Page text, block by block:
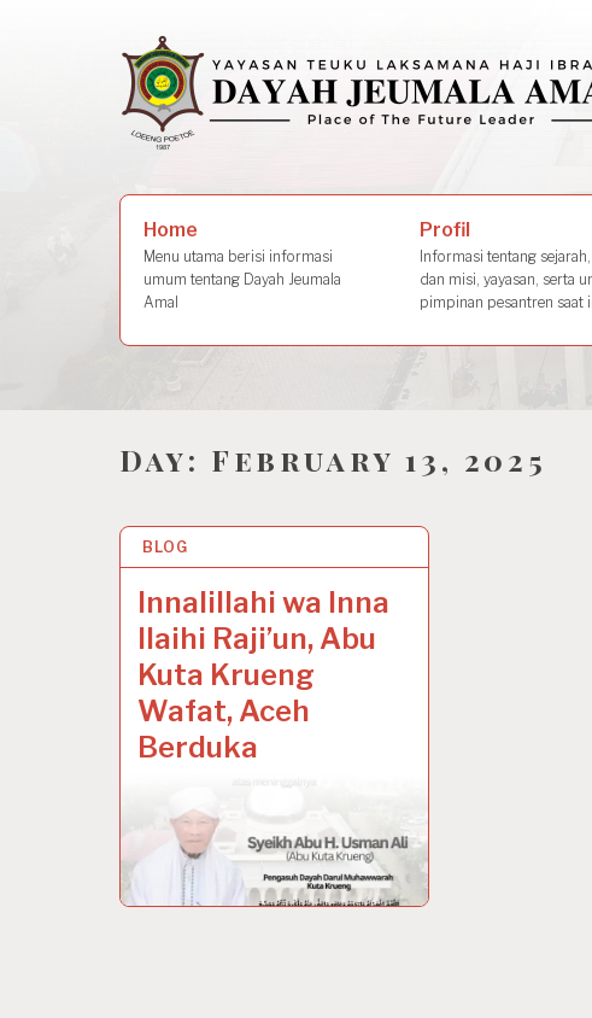
Home
Menu utama berisi informasi
umum tentang Dayah Jeumala
Amal
Profil
Informasi tentang
dan misi, yayasan, serta
pimpinan pesantren saat
Day: February 13, 2025
BLOG
Innalillahi wa Inna
Ilaihi Raji’un, Abu
Kuta Krueng
Wafat, Aceh
Berduka
13 FEB 2025